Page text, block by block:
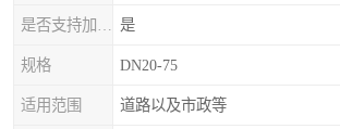
是
规格 DN20-75
适用范围 道路以及市政等